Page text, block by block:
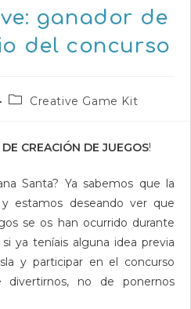
ganador de
del concurso
Categoría
entrada:
Creative Game Kit
CREACIÓN DE JUEGOS!
Santa? Ya sabemos que la
estamos deseando ver que
se os han ocurrido durante
ya teníais alguna idea previa
y participar en el concurso
no de ponernos